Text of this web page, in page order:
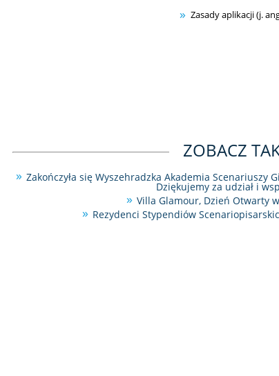
Zasady aplikacji (j.
ZOBACZ
Zakończyła się Wyszehradzka Akademia Scenariuszy
Dziękujemy za udział i
Villa Glamour, Dzień Otwarty
Rezydenci Stypendiów